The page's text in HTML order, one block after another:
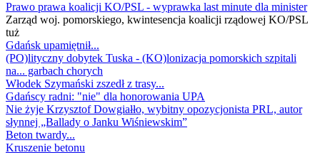
Prawo prawa koalicji KO/PSL - wyprawka last minute dla minister
Zarząd woj. pomorskiego, kwintesencja koalicji rządowej KO/PSL
tuż
Gdańsk upamiętnił...
(PO)lityczny dobytek Tuska - (KO)lonizacja pomorskich szpitali
na... garbach chorych
Włodek Szymański zszedł z trasy...
Gdańscy radni: "nie" dla honorowania UPA
Nie żyje Krzysztof Dowgiałło, wybitny opozycjonista PRL, autor
słynnej „Ballady o Janku Wiśniewskim”
Beton twardy...
Kruszenie betonu